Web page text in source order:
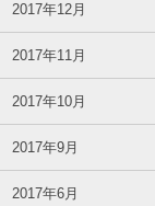
2017年12月
2017年11月
2017年10月
2017年9月
2017年6月